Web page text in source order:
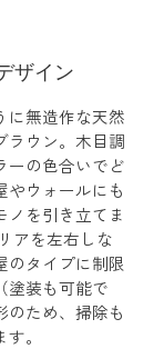
ザイン
に無造作な天然
ラウン。木目調
ーの色合いでど
やウォールにも
ノを引き立てま
アを左右しな
のタイプに制限
塗装も可能で
のため、掃除も
。